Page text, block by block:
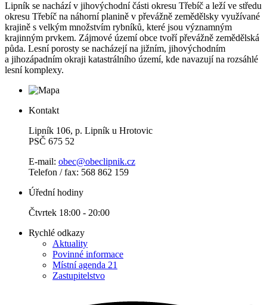
Lipník se nachází v jihovýchodní části okresu Třebíč a leží ve středu
okresu Třebíč na náhorní planině v převážně zemědělsky využívané
krajině s velkým množstvím rybníků, které jsou významným
krajinným prvkem. Zájmové území obce tvoří převážně zemědělská
půda. Lesní porosty se nacházejí na jižním, jihovýchodním
a jihozápadním okraji katastrálního území, kde navazují na rozsáhlé
lesní komplexy.
Kontakt
Lipník 106, p. Lipník u Hrotovic
PSČ 675 52
E-mail: obec@obeclipnik.cz
Telefon / fax: 568 862 159
Úřední hodiny
Čtvrtek 18:00 - 20:00
Rychlé odkazy
Aktuality
Povinné informace
Místní agenda 21
Zastupitelstvo